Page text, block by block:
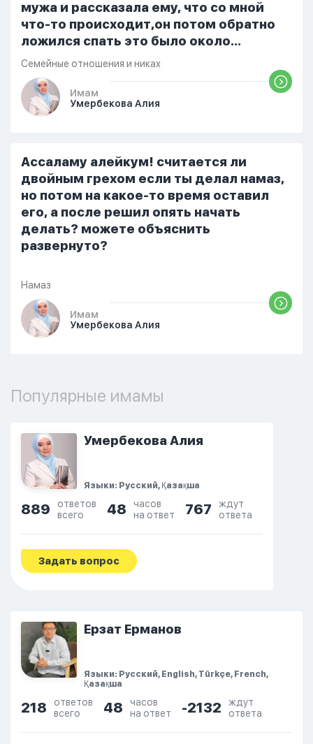
мужа и рассказала ему, что со мной
что-то происходит,он потом обратно
ложился спать это было около
одиннадцати вечера. Но я снова
разбудила его, сказав, что мне плохо.
Он ответил: «Я живу с больными». Мне
стало очень обидно, и я решила
проснулся и спросил, что случилось. И
я рассказала о своих проблемах. Затем
я сказала ему:...
Семейные отношения и никах
Имам
Умербекова Алия
Ассаламу алейкум! считается ли
двойным грехом если ты делал намаз,
но потом на какое-то время оставил
его, а после решил опять начать
делать? можете объяснить
развернуто?
Намаз
Имам
Умербекова Алия
Популярные имамы
Умербекова Алия
Языки: Русский, Қазақша
889
ответов
всего
48
часов
на ответ
767
ждут
ответа
Задать вопрос
Ерзат Ерманов
Языки: Русский, English, Türkçe, French,
Қазақша
218
ответов
всего
48
часов
на ответ
-2132
ждут
ответа